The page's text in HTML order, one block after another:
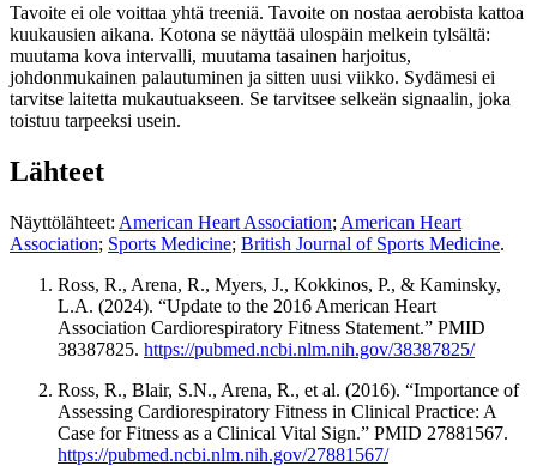
Tavoite ei ole voittaa yhtä treeniä. Tavoite on nostaa aerobista kattoa
kuukausien aikana. Kotona se näyttää ulospäin melkein tylsältä:
muutama kova intervalli, muutama tasainen harjoitus,
johdonmukainen palautuminen ja sitten uusi viikko. Sydämesi ei
tarvitse laitetta mukautuakseen. Se tarvitsee selkeän signaalin, joka
toistuu tarpeeksi usein.
Lähteet
Näyttölähteet: American Heart Association; American Heart
Association; Sports Medicine; British Journal of Sports Medicine.
Ross, R., Arena, R., Myers, J., Kokkinos, P., & Kaminsky,
L.A. (2024). “Update to the 2016 American Heart
Association Cardiorespiratory Fitness Statement.” PMID
38387825. https://pubmed.ncbi.nlm.nih.gov/38387825/
Ross, R., Blair, S.N., Arena, R., et al. (2016). “Importance of
Assessing Cardiorespiratory Fitness in Clinical Practice: A
Case for Fitness as a Clinical Vital Sign.” PMID 27881567.
https://pubmed.ncbi.nlm.nih.gov/27881567/